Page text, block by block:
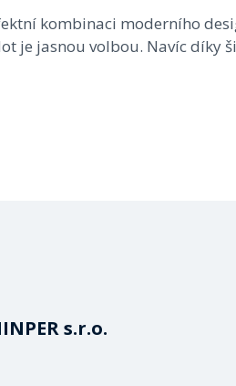
kombinaci moderního
je jasnou volbou. Navíc díky
s.r.o.